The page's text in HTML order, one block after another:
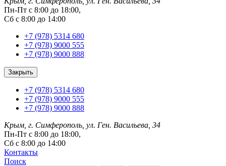
Пн-Пт с 8:00 до 18:00,
Сб с 8:00 до 14:00
+7 (978) 5314 680
+7 (978) 9000 555
+7 (978) 9000 888
Закрыть
+7 (978) 5314 680
+7 (978) 9000 555
+7 (978) 9000 888
Крым, г. Симферополь, ул. Ген. Васильева, 34
Пн-Пт с 8:00 до 18:00,
Сб с 8:00 до 14:00
Контакты
Поиск